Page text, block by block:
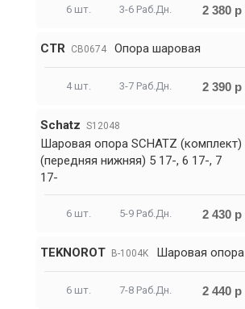
6 шт. 3-6 Раб.Дн. 2 380 р
CTR CB0674 Опора шаровая
4 шт. 3-7 Раб.Дн. 2 390 р
Schatz S12048
Шаровая опора SCHATZ (комплект)
(передняя нижняя) 5 17-, 6 17-, 7
17-
6 шт. 5-9 Раб.Дн. 2 430 р
TEKNOROT B-1004K Шаровая опора
6 шт. 7-8 Раб.Дн. 2 440 р